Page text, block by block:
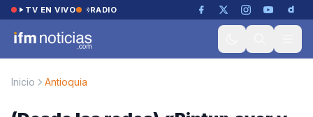
Saltar al contenido
TV EN VIVO RADIO
Inicio Antioquia